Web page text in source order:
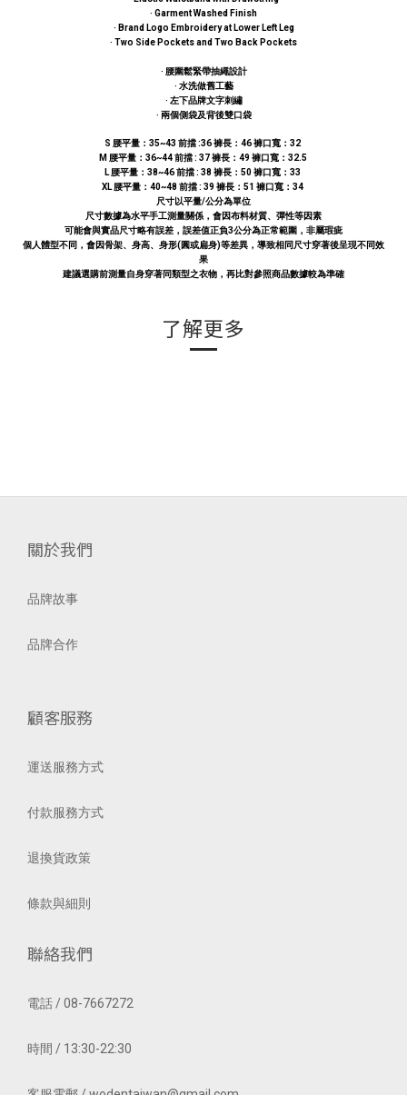
· Garment Washed Finish
· Brand Logo Embroidery at Lower Left Leg
· Two Side Pockets and Two Back Pockets
· 腰圍鬆緊帶抽繩設計
· 水洗做舊工藝
· 左下品牌文字刺繡
· 兩個側袋及背後雙口袋
S 腰平量：35~43 前擋 :36 褲長：46 褲口寬：32
M 腰平量：36~44 前擋 : 37 褲長：49 褲口寬：32.5
L 腰平量：38~46 前擋 : 38 褲長：50 褲口寬：33
XL 腰平量：40~48 前擋 : 39 褲長：51 褲口寬：34
尺寸以平量/公分為單位
尺寸數據為水平手工測量關係，會因布料材質、彈性等因素
可能會與實品尺寸略有誤差，誤差值正負3公分為正常範圍，非屬瑕疵
個人體型不同，會因骨架、身高、身形(圓或扁身)等差異，導致相同尺寸穿著後呈現不同效
果
建議選購前測量自身穿著同類型之衣物，再比對參照商品數據較為準確
了解更多
關於我們
品牌故事
品牌合作
顧客服務
運送服務方式
付款服務方式
退換貨政策
條款與細則
聯絡我們
電話 / 08-7667272
時間 / 13:30-22:30